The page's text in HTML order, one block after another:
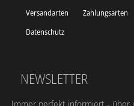
Versandarten Zahlungsarten
Datenschutz
NEWSLETTER